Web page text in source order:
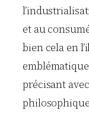
et au
bien cela en
précisant